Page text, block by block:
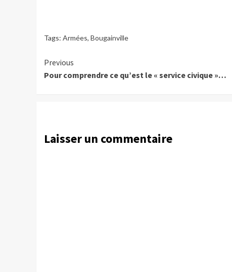
Tags: Armées, Bougainville
Continue
Reading
Previous
Pour comprendre ce qu’est le « service civique »…
Laisser un commentaire